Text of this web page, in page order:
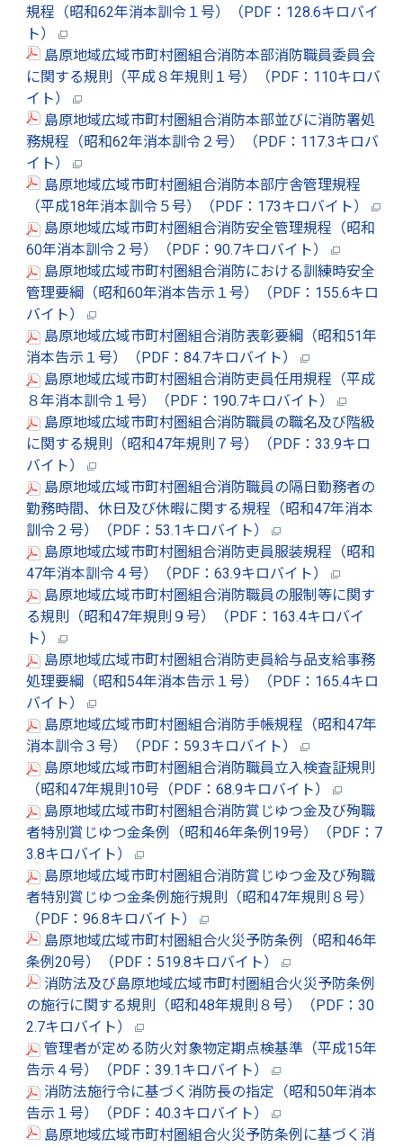
規程（昭和62年消本訓令１号）（PDF：128.6キロバイ
ト）
島原地域広域市町村圏組合消防本部消防職員委員会
に関する規則（平成８年規則１号）（PDF：110キロバ
イト）
島原地域広域市町村圏組合消防本部並びに消防署処
務規程（昭和62年消本訓令２号）（PDF：117.3キロバ
イト）
島原地域広域市町村圏組合消防本部庁舎管理規程
（平成18年消本訓令５号）（PDF：173キロバイト）
島原地域広域市町村圏組合消防安全管理規程（昭和
60年消本訓令２号）（PDF：90.7キロバイト）
島原地域広域市町村圏組合消防における訓練時安全
管理要綱（昭和60年消本告示１号）（PDF：155.6キロ
バイト）
島原地域広域市町村圏組合消防表彰要綱（昭和51年
消本告示１号）（PDF：84.7キロバイト）
島原地域広域市町村圏組合消防吏員任用規程（平成
８年消本訓令１号）（PDF：190.7キロバイト）
島原地域広域市町村圏組合消防職員の職名及び階級
に関する規則（昭和47年規則７号）（PDF：33.9キロ
バイト）
島原地域広域市町村圏組合消防職員の隔日勤務者の
勤務時間、休日及び休暇に関する規程（昭和47年消本
訓令２号）（PDF：53.1キロバイト）
島原地域広域市町村圏組合消防吏員服装規程（昭和
47年消本訓令４号）（PDF：63.9キロバイト）
島原地域広域市町村圏組合消防職員の服制等に関す
る規則（昭和47年規則９号）（PDF：163.4キロバイ
ト）
島原地域広域市町村圏組合消防吏員給与品支給事務
処理要綱（昭和54年消本告示１号）（PDF：165.4キロ
バイト）
島原地域広域市町村圏組合消防手帳規程（昭和47年
消本訓令３号）（PDF：59.3キロバイト）
島原地域広域市町村圏組合消防職員立入検査証規則
（昭和47年規則10号（PDF：68.9キロバイト）
島原地域広域市町村圏組合消防賞じゆつ金及び殉職
者特別賞じゆつ金条例（昭和46年条例19号）（PDF：7
3.8キロバイト）
島原地域広域市町村圏組合消防賞じゆつ金及び殉職
者特別賞じゆつ金条例施行規則（昭和47年規則８号）
（PDF：96.8キロバイト）
島原地域広域市町村圏組合火災予防条例（昭和46年
条例20号）（PDF：519.8キロバイト）
消防法及び島原地域広域市町村圏組合火災予防条例
の施行に関する規則（昭和48年規則８号）（PDF：30
2.7キロバイト）
管理者が定める防火対象物定期点検基準（平成15年
告示４号）（PDF：39.1キロバイト）
消防法施行令に基づく消防長の指定（昭和50年消本
告示１号）（PDF：40.3キロバイト）
島原地域広域市町村圏組合火災予防条例に基づく消